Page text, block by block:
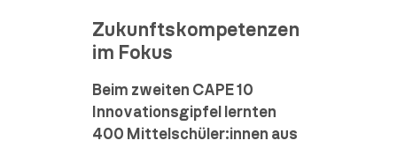
Zukunftskompetenzen
im Fokus
Beim zweiten CAPE 10
Innovationsgipfel lernten
400 Mittelschüler:innen aus